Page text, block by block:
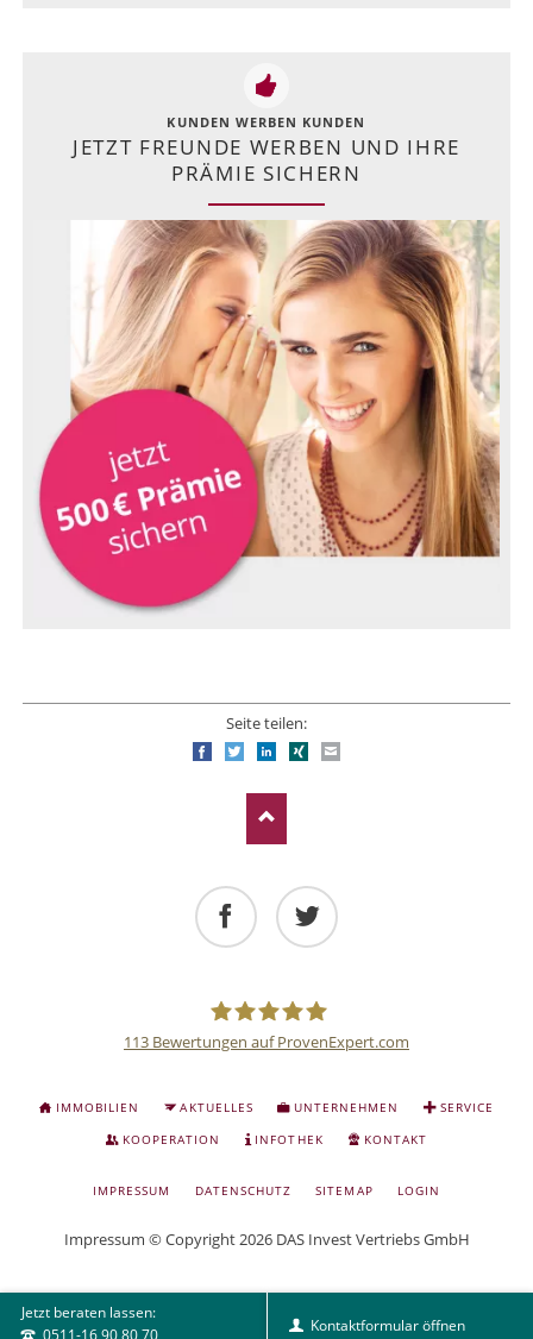
Jetzt beraten lassen:
0511-16 90 80 70
Kontaktformular öffnen
KUNDEN WERBEN KUNDEN
JETZT FREUNDE WERBEN UND IHRE
PRÄMIE SICHERN
Seite teilen:
FacebookTwitterLinkedIn
Xing
Anlage
und
Investitionen
113 Bewertungen auf ProvenExpert.com
NAVIGATION
IMMOBILIEN AKTUELLES UNTERNEHMEN
SERVICE
KOOPERATION
INFOTHEK KONTAKT
NAVIGATION
IMPRESSUM DATENSCHUTZ SITEMAP LOGIN
Impressum © Copyright 2026 DAS Invest Vertriebs GmbH